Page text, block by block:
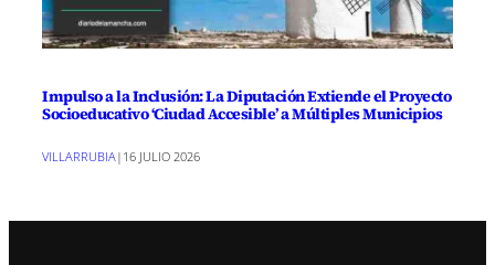
Impulso a la Inclusión: La Diputación Extiende el Proyecto
Socioeducativo ‘Ciudad Accesible’ a Múltiples Municipios
VILLARRUBIA | 16 JULIO 2026